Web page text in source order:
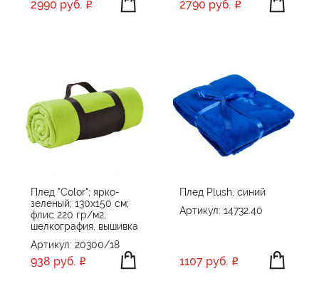
2990 руб. 2790 руб.
Плед "Color"; ярко-
зеленый; 130х150 см;
флис 220 гр/м2;
шелкография, вышивка
Артикул: 20300/18
938 руб.
Плед Plush, синий
Артикул: 14732.40
1107 руб.